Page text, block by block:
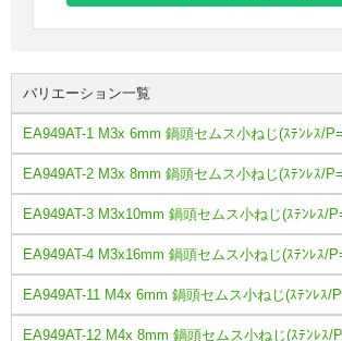
バリエーション一覧
EA949AT-1 M3x 6mm 鍋頭セムス小ねじ(ｽﾃﾝﾚｽ/
EA949AT-2 M3x 8mm 鍋頭セムス小ねじ(ｽﾃﾝﾚｽ/
EA949AT-3 M3x10mm 鍋頭セムス小ねじ(ｽﾃﾝﾚｽ/
EA949AT-4 M3x16mm 鍋頭セムス小ねじ(ｽﾃﾝﾚｽ/
EA949AT-11 M4x 6mm 鍋頭セムス小ねじ(ｽﾃﾝﾚｽ/
EA949AT-12 M4x 8mm 鍋頭セムス小ねじ(ｽﾃﾝﾚｽ/